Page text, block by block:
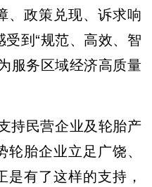
、政策兑现、诉求响
到“规范、高效、智
服务区域经济高质量
持民营企业及轮胎产
胎企业立足广饶、
有了这样的支持，